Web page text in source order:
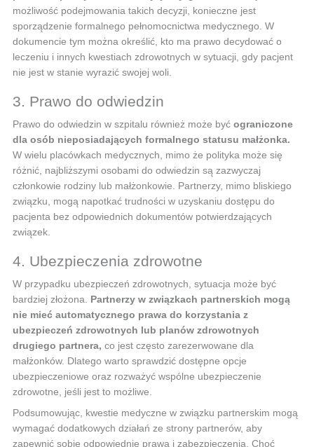
możliwość podejmowania takich decyzji, konieczne jest
sporządzenie formalnego pełnomocnictwa medycznego. W
dokumencie tym można określić, kto ma prawo decydować o
leczeniu i innych kwestiach zdrowotnych w sytuacji, gdy pacjent
nie jest w stanie wyrazić swojej woli.
3. Prawo do odwiedzin
Prawo do odwiedzin w szpitalu również może być ograniczone
dla osób nieposiadających formalnego statusu małżonka.
W wielu placówkach medycznych, mimo że polityka może się
różnić, najbliższymi osobami do odwiedzin są zazwyczaj
członkowie rodziny lub małżonkowie. Partnerzy, mimo bliskiego
związku, mogą napotkać trudności w uzyskaniu dostępu do
pacjenta bez odpowiednich dokumentów potwierdzających
związek.
4. Ubezpieczenia zdrowotne
W przypadku ubezpieczeń zdrowotnych, sytuacja może być
bardziej złożona. Partnerzy w związkach partnerskich mogą
nie mieć automatycznego prawa do korzystania z
ubezpieczeń zdrowotnych lub planów zdrowotnych
drugiego partnera, co jest często zarezerwowane dla
małżonków. Dlatego warto sprawdzić dostępne opcje
ubezpieczeniowe oraz rozważyć wspólne ubezpieczenie
zdrowotne, jeśli jest to możliwe.
Podsumowując, kwestie medyczne w związku partnerskim mogą
wymagać dodatkowych działań ze strony partnerów, aby
zapewnić sobie odpowiednie prawa i zabezpieczenia. Choć